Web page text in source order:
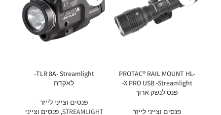
PROTAC® RAIL MOUNT HL-
X PRO USB -Streamlight-
פנס לנשק ארוך
פנסים וצייני לייזר
TLR 8A- Streamlight-
לאקדח
פנסים וצייני לייזר
STREAMLIGHT
, פנסים וצייני